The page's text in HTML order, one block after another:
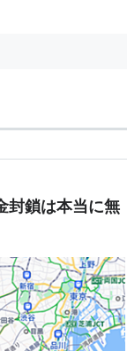
から賃金上昇につ
封鎖は本当に無